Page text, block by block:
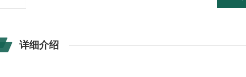
详细介绍